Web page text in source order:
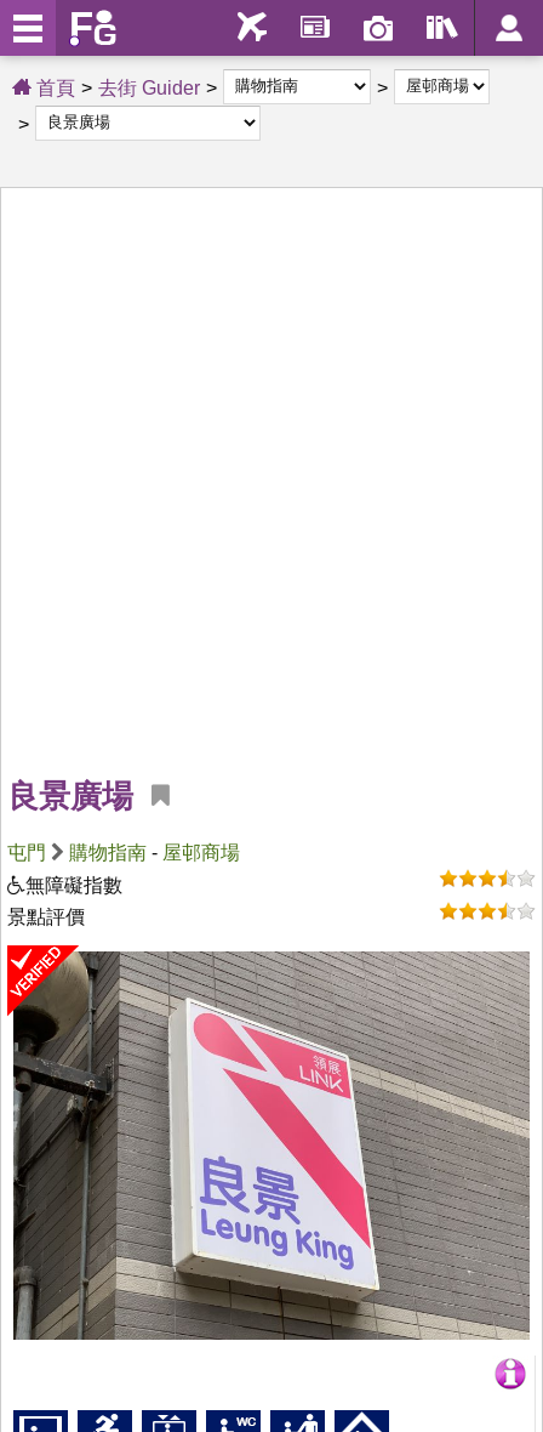
首頁 去街 Guider
良景廣場
屯門 購物指南 - 屋邨商場
無障礙指數
景點評價